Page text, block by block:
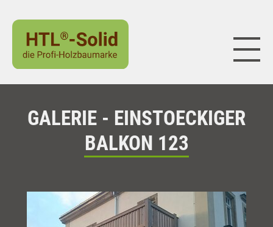
GALERIE - EINSTOECKIGER
BALKON 123